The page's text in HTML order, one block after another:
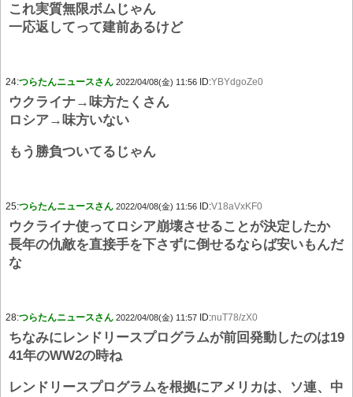
これ実質無限ボムじゃん
一応返してって建前あるけど
24:つらたんニュースさん 2022/04/08(金) 11:56 ID:YBYdgoZe0
ウクライナ→味方たくさん
ロシア→味方いない
もう勝負ついてるじゃん
25:つらたんニュースさん 2022/04/08(金) 11:56 ID:V18aVxKF0
ウクライナ使ってロシア崩壊させることが決定したか
長年の仇敵を直接手を下さずに倒せるならば安いもんだ
な
28:つらたんニュースさん 2022/04/08(金) 11:57 ID:nuT78/zX0
ちなみにレンドリースプログラムが前回発動したのは19
41年のWW2の時ね
レンドリースプログラムを根拠にアメリカは、ソ連、中